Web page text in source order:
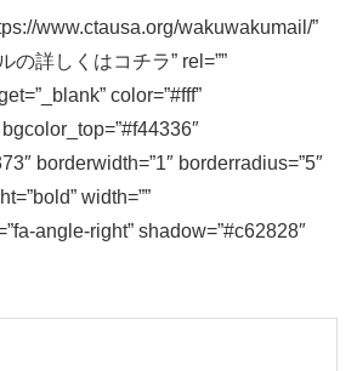
www.ctausa.org/wakuwakumail/”
の詳しくはコチラ” rel=””
color=”#fff”
borderwidth=”1″ borderradius=”5″
width=””
angle-right” shadow=”#c62828″